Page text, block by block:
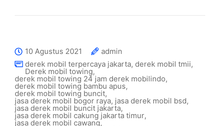
10 Agustus 2021
admin
derek mobil terpercaya jakarta, derek mobil tmii,
Derek mobil towing,
derek mobil towing 24 jam derek mobilindo,
derek mobil towing bambu apus,
derek mobil towing buncit,
jasa derek mobil bogor raya, jasa derek mobil bsd,
jasa derek mobil buncit jakarta,
jasa derek mobil cakung jakarta timur,
jasa derek mobil cawang,